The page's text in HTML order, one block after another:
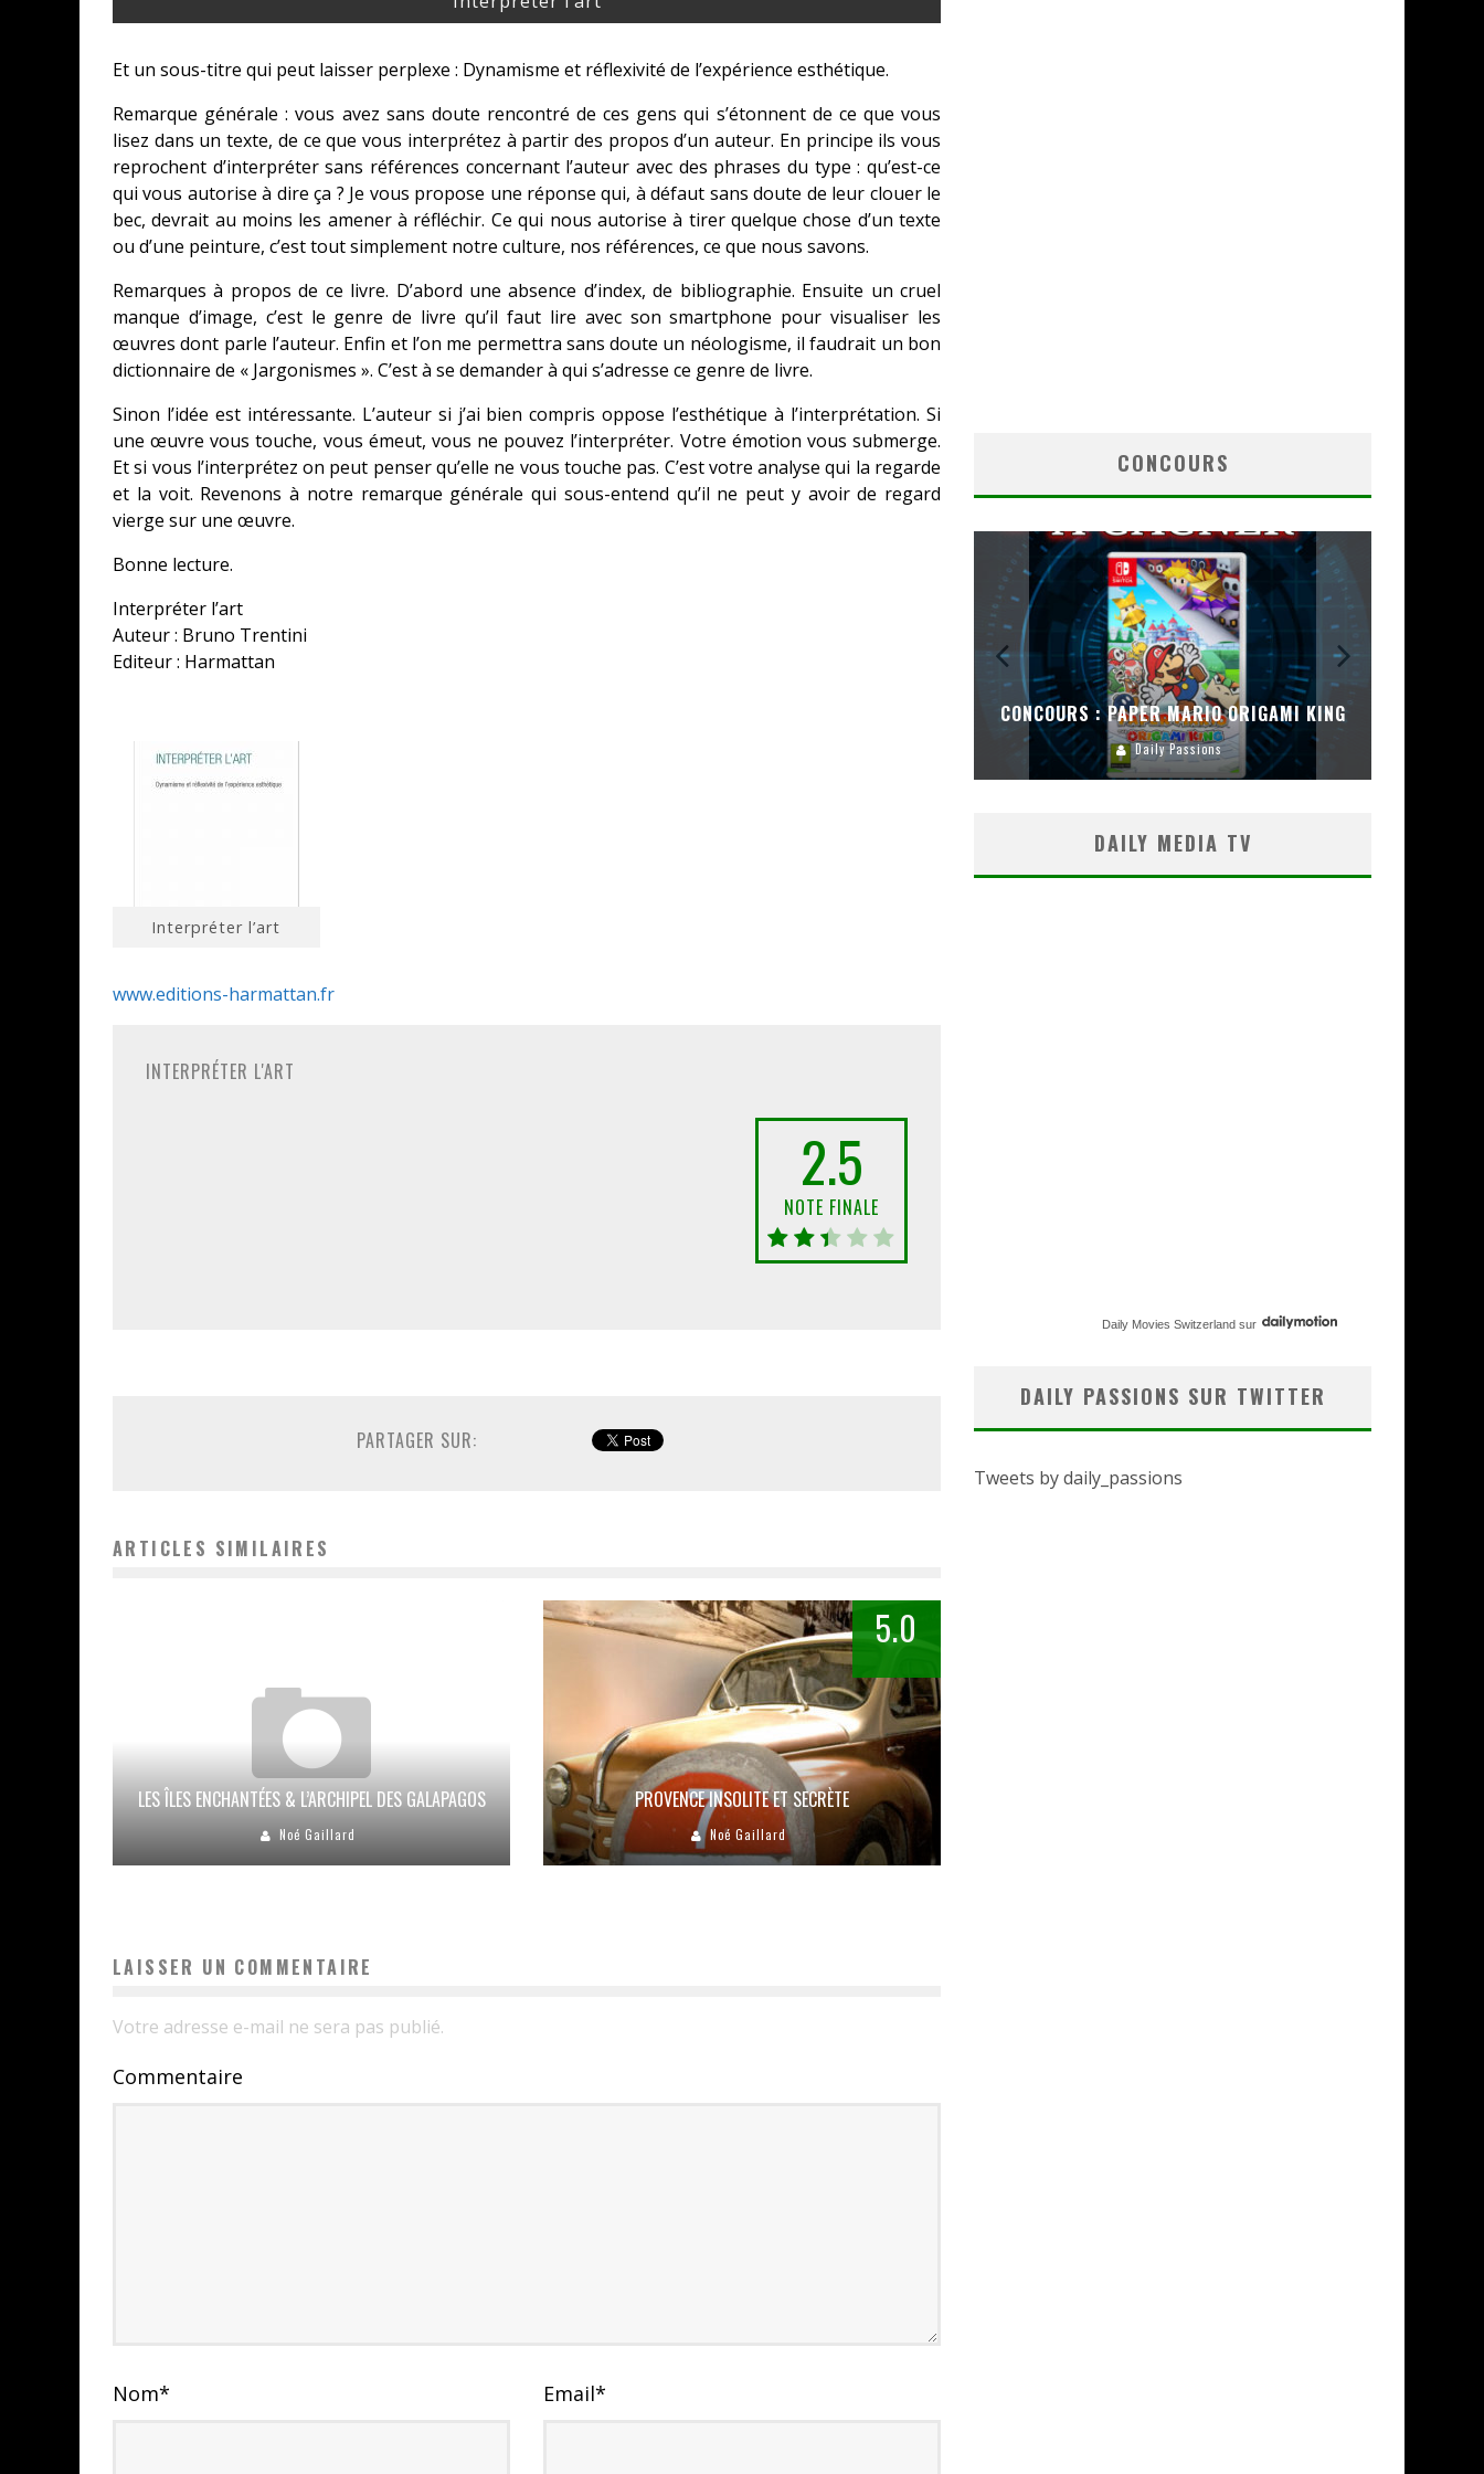
Et un sous-titre qui peut laisser perplexe : Dynamisme et réflexivité de l’expérience esthétique.
Remarque générale : vous avez sans doute rencontré de ces gens qui s’étonnent de ce que vous
lisez dans un texte, de ce que vous interprétez à partir des propos d’un auteur. En principe ils vous
reprochent d’interpréter sans références concernant l’auteur avec des phrases du type : qu’est-ce
qui vous autorise à dire ça ? Je vous propose une réponse qui, à défaut sans doute de leur clouer le
bec, devrait au moins les amener à réfléchir. Ce qui nous autorise à tirer quelque chose d’un texte
ou d’une peinture, c’est tout simplement notre culture, nos références, ce que nous savons.
Remarques à propos de ce livre. D’abord une absence d’index, de bibliographie. Ensuite un cruel
manque d’image, c’est le genre de livre qu’il faut lire avec son smartphone pour visualiser les
œuvres dont parle l’auteur. Enfin et l’on me permettra sans doute un néologisme, il faudrait un bon
dictionnaire de « Jargonismes ». C’est à se demander à qui s’adresse ce genre de livre.
Sinon l’idée est intéressante. L’auteur si j’ai bien compris oppose l’esthétique à l’interprétation. Si
une œuvre vous touche, vous émeut, vous ne pouvez l’interpréter. Votre émotion vous submerge.
Et si vous l’interprétez on peut penser qu’elle ne vous touche pas. C’est votre analyse qui la regarde
et la voit. Revenons à notre remarque générale qui sous-entend qu’il ne peut y avoir de regard
vierge sur une œuvre.
Bonne lecture.
Interpréter l’art
Auteur : Bruno Trentini
Editeur : Harmattan
Interpréter l’art
www.editions-harmattan.fr
INTERPRÉTER L'ART
2.5
NOTE FINALE
PARTAGER SUR:
ARTICLES SIMILAIRES
LES ÎLES ENCHANTÉES & L’ARCHIPEL DES GALAPAGOS
Noé Gaillard
5.0
PROVENCE INSOLITE ET SECRÈTE
Noé Gaillard
LAISSER UN COMMENTAIRE
Votre adresse e-mail ne sera pas publié.
Commentaire
Nom* Email*
CONCOURS
CONCOURS : PAPER MARIO ORIGAMI KING
Daily Passions
DAILY MEDIA TV
Daily Movies Switzerland sur
DAILY PASSIONS SUR TWITTER
Tweets by daily_passions